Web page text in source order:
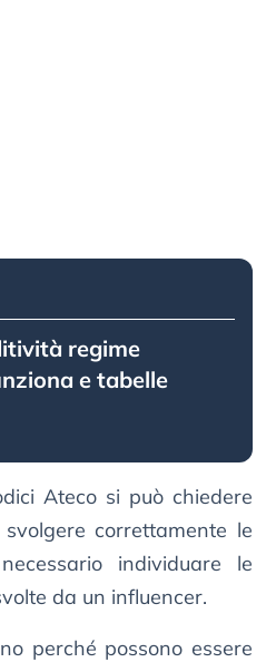
regime
e tabelle
Ateco si può chiedere
correttamente le
individuare le
da un influencer.
perché possono essere